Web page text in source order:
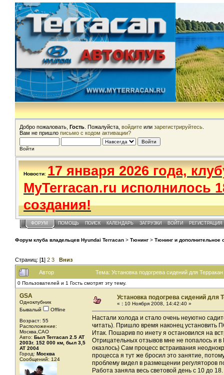
Добро пожаловать, Гость . Пожалуйста, войдите или зарегистрируйтесь
Вам не пришло письмо с кодом активации?
Войти
Новости: 17 января 2026 года,
MyTerracan.ru исполнилось
создания!
ФОРУМ ПОМОЩЬ ПОИСК КАЛЕНДАРЬ ЗАГРУЗКИ ВОЙТИ РЕГИСТРАЦИЯ
Форум клуба владельцев Hyundai Terracan > Тюнинг > Тюнинг и дополнительное
Страниц: [1] 2 3 Вниз
Автор Тема: Установка подогрева сидений для
0 Пользователей и 1 Гость смотрят эту тему.
GSA
Одноклубник
Бывалый
Offline
Возраст: 55
Расположение:
Москва,САО
Авто: Был Terracan 2.5 AT
2003г. 152 000 км, был 3,5
AT 2004
Город: Москва
Сообщений: 124
Установка подогрева сидений для
« : 10 Ноября 2008, 14:42:40 »
Настали холода и стало очень неуютно
читать). Пришло время наконец
Итак. Пошарив по инету я остановился на
Отрицательных отзывов мне не попалось и
оказлось) Сам процесс встраивания
процесса я тут же бросил это занятие,
проблему видел в размещении регуляторов
Работа заняла весь световой день с 10 до